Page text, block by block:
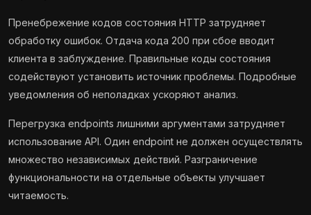
Пренебрежение кодов состояния HTTP затрудняет
обработку ошибок. Отдача кода 200 при сбое вводит
клиента в заблуждение. Правильные коды состояния
содействуют установить источник проблемы. Подробные
уведомления об неполадках ускоряют анализ.
Перегрузка endpoints лишними аргументами затрудняет
использование API. Один endpoint не должен осуществлять
множество независимых действий. Разграничение
функциональности на отдельные объекты улучшает
читаемость.